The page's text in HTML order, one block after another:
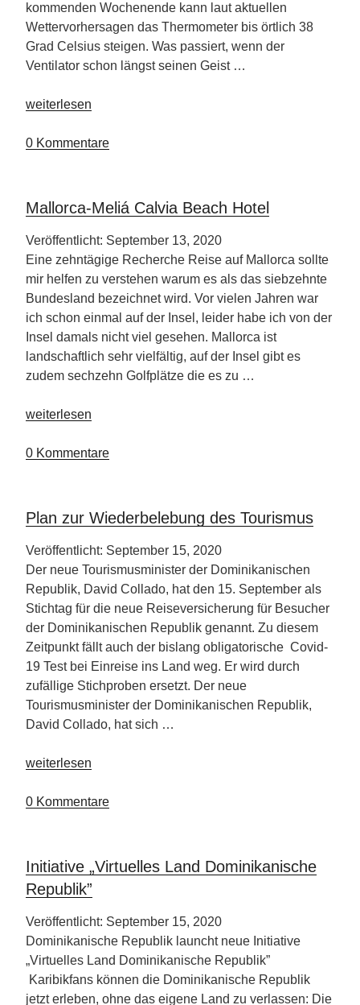
kommenden Wochenende kann laut aktuellen
Wettervorhersagen das Thermometer bis örtlich 38
Grad Celsius steigen. Was passiert, wenn der
Ventilator schon längst seinen Geist …
„Kühl,
am
weiterlesen
0 Kommentare
Mallorca-Meliá Calvia Beach Hotel
Veröffentlicht: September 13, 2020
Eine zehntägige Recherche Reise auf Mallorca sollte
mir helfen zu verstehen warum es als das siebzehnte
Bundesland bezeichnet wird. Vor vielen Jahren war
ich schon einmal auf der Insel, leider habe ich von der
Insel damals nicht viel gesehen. Mallorca ist
landschaftlich sehr vielfältig, auf der Insel gibt es
zudem sechzehn Golfplätze die es zu …
„Mallorca-
Calvia
weiterlesen
0 Kommentare
Plan zur Wiederbelebung des Tourismus
Veröffentlicht: September 15, 2020
Der neue Tourismusminister der Dominikanischen
Republik, David Collado, hat den 15. September als
Stichtag für die neue Reiseversicherung für Besucher
der Dominikanischen Republik genannt. Zu diesem
Zeitpunkt fällt auch der bislang obligatorische Covid-
19 Test bei Einreise ins Land weg. Er wird durch
zufällige Stichproben ersetzt. Der neue
Tourismusminister der Dominikanischen Republik,
David Collado, hat sich …
„Plan
Wiederbelebung
weiterlesen
0 Kommentare
Initiative „Virtuelles Land Dominikanische
Republik”
Veröffentlicht: September 15, 2020
Dominikanische Republik launcht neue Initiative
„Virtuelles Land Dominikanische Republik”
Karibikfans können die Dominikanische Republik
jetzt erleben, ohne das eigene Land zu verlassen: Die